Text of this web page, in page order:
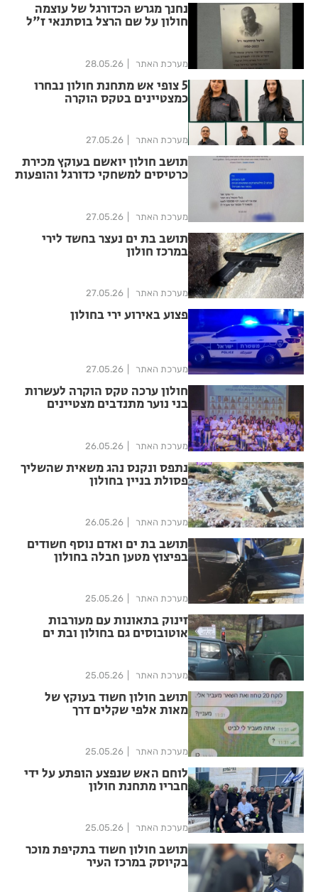
נחנך מגרש הכדורגל של עוצמה
חולון על שם הרצל בוסתנאי ז"ל
מערכת האתר 28.05.26
5 צופי אש מתחנת חולון נבחרו
כמצטיינים בטקס הוקרה
מערכת האתר 27.05.26
תושב חולון יואשם בעוקץ מכירת
כרטיסים למשחקי כדורגל והופעות
מערכת האתר 27.05.26
תושב בת ים נעצר בחשד לירי
במרכז חולון
מערכת האתר 27.05.26
פצוע באירוע ירי בחולון
מערכת האתר 27.05.26
חולון ערכה טקס הוקרה לעשרות
בני נוער מתנדבים מצטיינים
מערכת האתר 26.05.26
נתפס ונקנס נהג משאית שהשליך
פסולת בניין בחולון
מערכת האתר 26.05.26
תושב בת ים ואדם נוסף חשודים
בפיצוץ מטען חבלה בחולון
מערכת האתר 25.05.26
זינוק בתאונות עם מעורבות
אוטובוסים גם בחולון ובת ים
מערכת האתר 25.05.26
תושב חולון חשוד בעוקץ של
מאות אלפי שקלים דרך
מערכת האתר 25.05.26
לוחם האש שנפצע הופתע על ידי
חבריו מתחנת חולון
מערכת האתר 25.05.26
תושב חולון חשוד בתקיפת מוכר
בקיוסק במרכז העיר